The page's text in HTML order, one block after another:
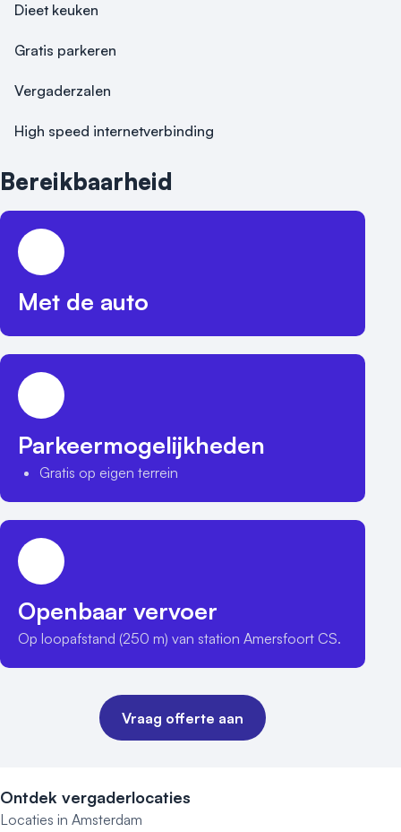
Dieet keuken
Gratis parkeren
Vergaderzalen
High speed internetverbinding
Bereikbaarheid
Met de auto
Parkeermogelijkheden
Gratis op eigen terrein
Openbaar vervoer
Op loopafstand (250 m) van station Amersfoort CS.
Vraag offerte aan
Ontdek vergaderlocaties
Locaties in Amsterdam